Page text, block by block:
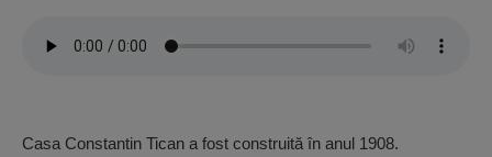
Casa Constantin Tican a fost construită în anul 1908.